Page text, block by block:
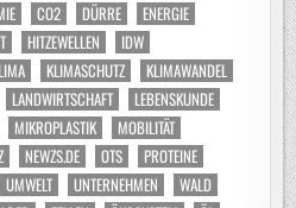
CO2 DÜRRE
ENERGIE
HITZEWELLEN
IDW
KLIMASCHUTZ
KLIMAWANDEL
LANDWIRTSCHAFT
LEBENSKUNDE
MIKROPLASTIK
MOBILITÄT
NEWZS.DE OTS
PROTEINE
UMWELT UNTERNEHMEN
WALD